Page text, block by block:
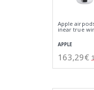
Apple
inear true
APPLE
163,29€